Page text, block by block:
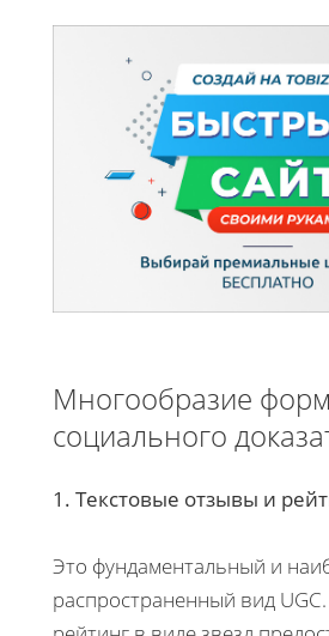
Многообразие форм
социального
1. Текстовые отзывы и
Это фундаментальный и
распространенный вид